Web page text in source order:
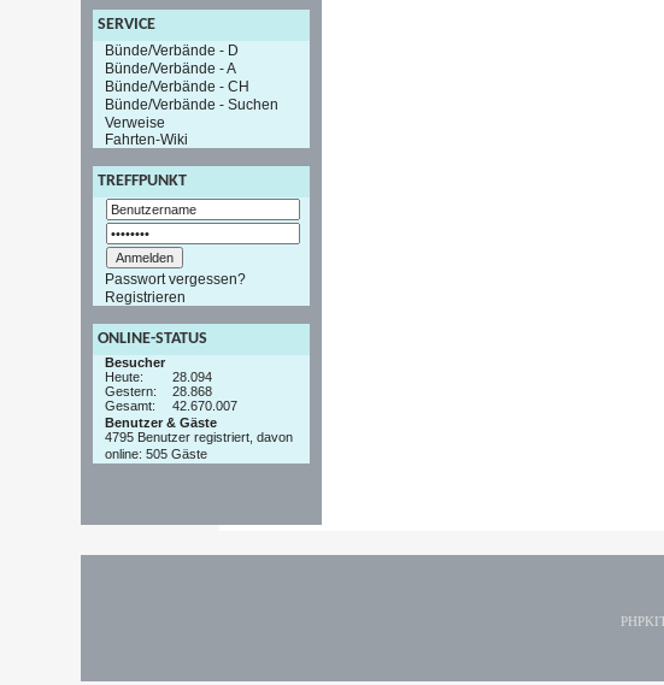
SERVICE
Bünde/Verbände - D
Bünde/Verbände - A
Bünde/Verbände - CH
Bünde/Verbände - Suchen
Verweise
Fahrten-Wiki
TREFFPUNKT
Passwort vergessen?
Registrieren
ONLINE-STATUS
Besucher
Heute:
28.094
Gestern:
28.868
Gesamt:
42.670.007
Benutzer & Gäste
4795 Benutzer registriert, davon
online: 505 Gäste